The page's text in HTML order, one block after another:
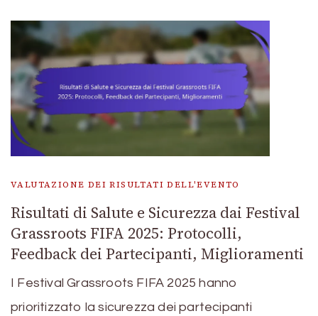
VALUTAZIONE DEI RISULTATI DELL'EVENTO
Risultati di Salute e Sicurezza dai Festival
Grassroots FIFA 2025: Protocolli,
Feedback dei Partecipanti, Miglioramenti
I Festival Grassroots FIFA 2025 hanno
prioritizzato la sicurezza dei partecipanti